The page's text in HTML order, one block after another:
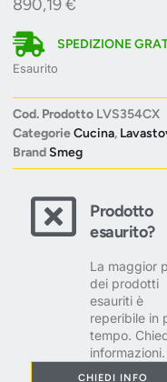
890,19€
SPEDIZIONE
Esaurito
Cod. Prodotto LVS354CX
CategorieCucina,
BrandSmeg
Prodotto
esaurito?
La maggior
dei prodotti
esauriti è
reperibile in
tempo.
informazioni.
CHIEDI INFO